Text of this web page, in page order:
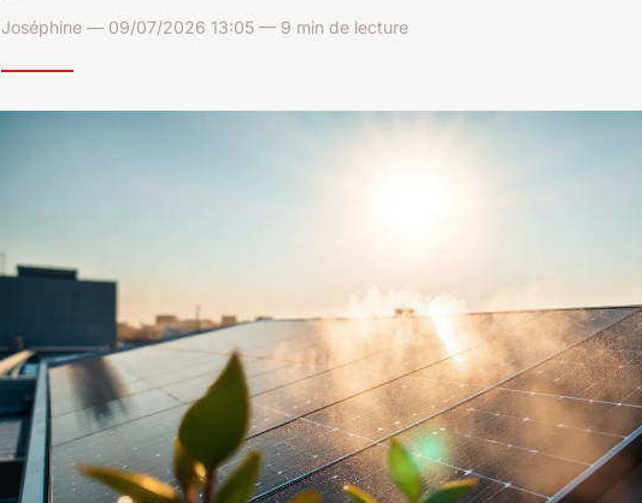
Joséphine — 09/07/2026 13:05 — 9 min de lecture